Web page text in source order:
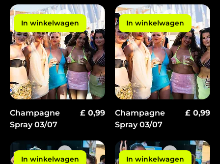
In winkelwagen
Champagne
Spray 03/07
Prijs
£ 0,99
In winkelwagen
Champagne
Spray 03/07
Prijs
£ 0,99
In winkelwagen In winkelwagen